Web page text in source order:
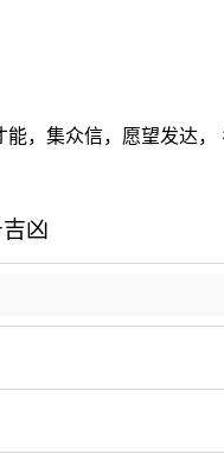
集众信，愿望发达，
凶